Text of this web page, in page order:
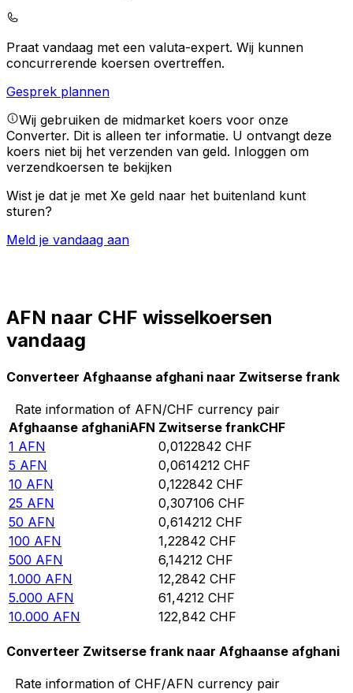
Praat vandaag met een valuta-expert. Wij kunnen
concurrerende koersen overtreffen.
Gesprek plannen
Wij gebruiken de midmarket koers voor onze
Converter. Dit is alleen ter informatie. U ontvangt deze
koers niet bij het verzenden van geld. Inloggen om
verzendkoersen te bekijken
Wist je dat je met Xe geld naar het buitenland kunt
sturen?
Meld je vandaag aan
AFN naar CHF wisselkoersen
vandaag
Converteer Afghaanse afghani naar Zwitserse frank
Rate information of AFN/CHF currency pair
Afghaanse afghaniAFN Zwitserse frankCHF
1 AFN 0,0122842 CHF
5 AFN 0,0614212 CHF
10 AFN 0,122842 CHF
25 AFN 0,307106 CHF
50 AFN 0,614212 CHF
100 AFN 1,22842 CHF
500 AFN 6,14212 CHF
1.000 AFN 12,2842 CHF
5.000 AFN 61,4212 CHF
10.000 AFN 122,842 CHF
Converteer Zwitserse frank naar Afghaanse afghani
Rate information of CHF/AFN currency pair